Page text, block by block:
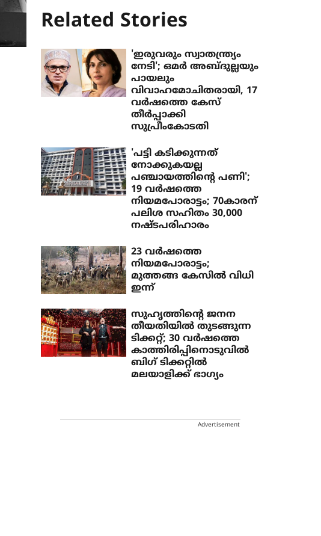
Related Stories
'ഇരുവരും സ്വാതന്ത്ര്യം
നേടി'; ഒമര്‍ അബ്ദുല്ലയും
പായലും
വിവാഹമോചിതരായി, 17
വര്‍ഷത്തെ കേസ്
തീര്‍പ്പാക്കി
സുപ്രീംകോടതി
'പട്ടി കടിക്കുന്നത്
നോക്കുകയല്ല
പഞ്ചായത്തിന്റെ പണി';
19 വര്‍ഷത്തെ
നിയമപോരാട്ടം; 70കാരന്
പലിശ സഹിതം 30,000
നഷ്ടപരിഹാരം
23 വര്‍ഷത്തെ
നിയമപോരാട്ടം;
മുത്തങ്ങ കേസില്‍ വിധി
ഇന്ന്‌
സുഹൃത്തിന്റെ ജനന
തീയതിയില്‍ തുടങ്ങുന്ന
ടിക്കറ്റ്; 30 വര്‍ഷത്തെ
കാത്തിരിപ്പിനൊടുവില്‍
ബിഗ് ടിക്കറ്റില്‍
മലയാളിക്ക് ഭാഗ്യം
Advertisement